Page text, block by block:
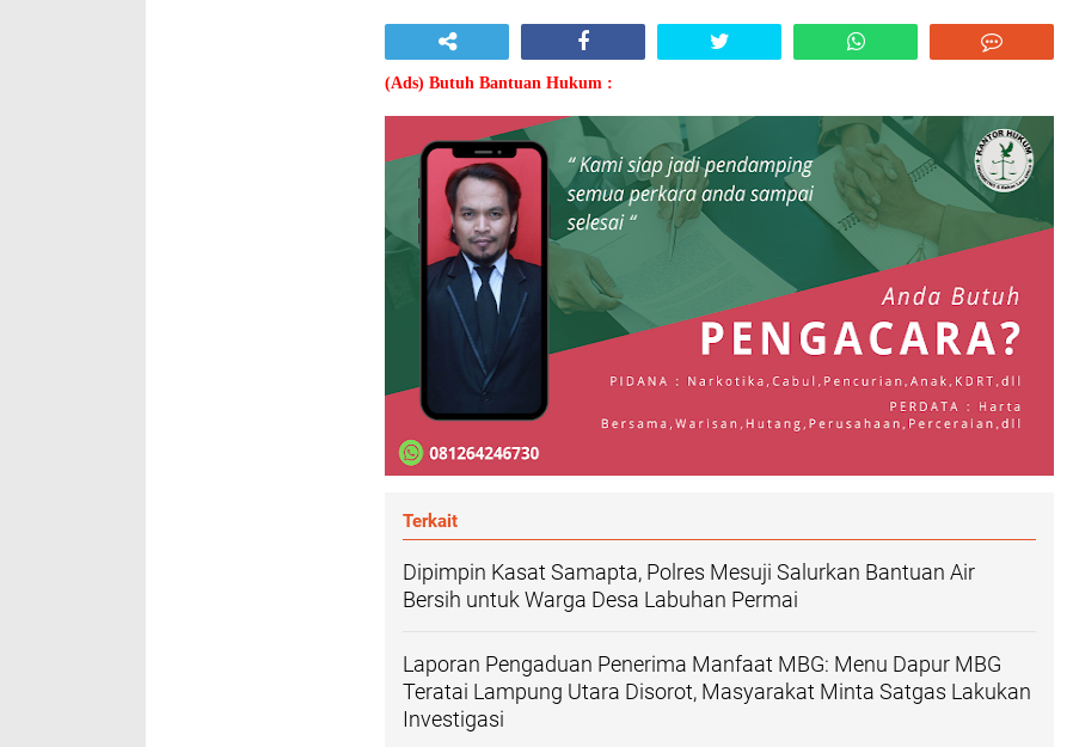
(Ads) Butuh Bantuan Hukum :
Terkait
Dipimpin Kasat Samapta, Polres Mesuji Salurkan Bantuan Air
Bersih untuk Warga Desa Labuhan Permai
Laporan Pengaduan Penerima Manfaat MBG: Menu Dapur MBG
Teratai Lampung Utara Disorot, Masyarakat Minta Satgas Lakukan
Investigasi